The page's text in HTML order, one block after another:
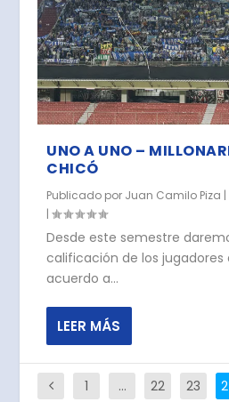
UNO A UNO –
CHICÓ
Publicado por Juan Camilo Piza |
|
Desde este semestre
calificación de los jugadores
acuerdo a...
LEER MÁS
1 … 22 23